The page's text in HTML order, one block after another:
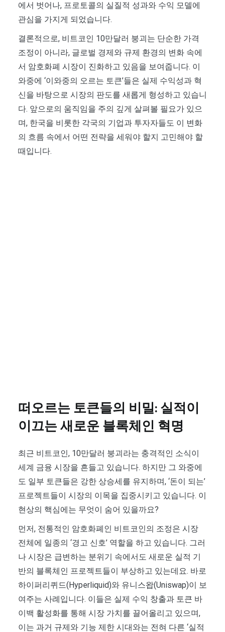
에서 벗어나, 프로토콜의 실질적 성과와 수익 모델에
관심을 가지게 되었습니다.
결론적으로, 비트코인 10만달러 붕괴는 단순한 가격
조정이 아니라, 글로벌 경제와 규제 환경의 변화 속에
서 암호화폐 시장이 진화하고 있음을 보여줍니다. 이
와중에 ‘이와중의 오르는 토큰’들은 실제 수익성과 혁
신을 바탕으로 시장의 판도를 새롭게 형성하고 있습니
다. 앞으로의 움직임을 주의 깊게 살펴볼 필요가 있으
며, 한국을 비롯한 각국의 기업과 투자자들도 이 변화
의 흐름 속에서 어떤 전략을 세워야 할지 고민해야 할
때입니다.
떠오르는 토큰들의 비밀: 실적이
이끄는 새로운 블록체인 혁명
최근 비트코인, 10만달러 붕괴라는 충격적인 소식이
세계 금융 시장을 흔들고 있습니다. 하지만 그 와중에
도 일부 토큰들은 강한 상승세를 유지하며, ‘돈이 되는’
프로젝트들이 시장의 이목을 집중시키고 있습니다. 이
현상의 핵심에는 무엇이 숨어 있을까요?
먼저, 전통적인 암호화폐인 비트코인의 조정은 시장
전체에 일종의 ‘경고 신호’ 역할을 하고 있습니다. 그러
나 시장은 급변하는 분위기 속에서도 새로운 실적 기
반의 블록체인 프로젝트들이 부상하고 있는데요. 바로
하이퍼리퀴드(Hyperliquid)와 유니스왑(Uniswap)이 보
여주는 사례입니다. 이들은 실제 수익 창출과 토큰 바
이백 활성화를 통해 시장 가치를 끌어올리고 있으며,
이는 과거 규제와 기능 제한 시대와는 전혀 다른 ‘실적